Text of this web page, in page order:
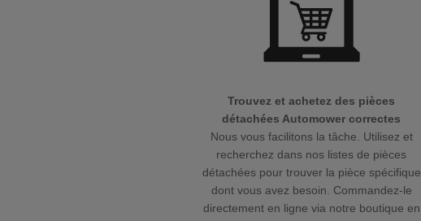
Trouvez et achetez des pièces
détachées Automower correctes
Nous vous facilitons la tâche. Utilisez et
recherchez dans nos listes de pièces
détachées pour trouver la pièce spécifique
dont vous avez besoin. Commandez-le
directement en ligne via notre boutique en